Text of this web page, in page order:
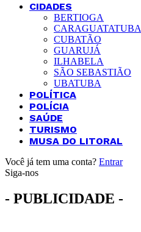
CIDADES
BERTIOGA
CARAGUATATUBA
CUBATÃO
GUARUJÁ
ILHABELA
SÃO SEBASTIÃO
UBATUBA
POLÍTICA
POLÍCIA
SAÚDE
TURISMO
MUSA DO LITORAL
Você já tem uma conta? Entrar
Siga-nos
- PUBLICIDADE -